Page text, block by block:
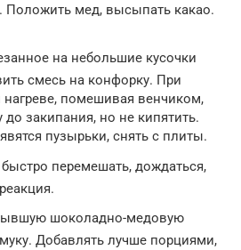
Положить мед, высыпать какао.
на небольшие кусочки
смесь на конфорку. При
помешивая венчиком,
до закипания, но не кипятить.
пузырьки, снять с плиты.
перемешать, дождаться,
шоколадно-медовую
Добавлять лучше порциями,